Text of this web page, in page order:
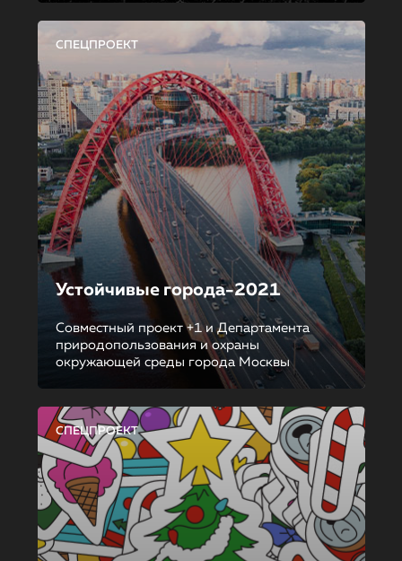
СПЕЦПРОЕКТ
Устойчивые города-2021
Совместный проект +1 и Департамента
природопользования и охраны
окружающей среды города Москвы
СПЕЦПРОЕКТ